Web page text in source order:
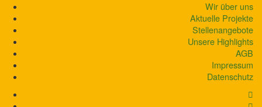
Skip
content
Wir über uns
Aktuelle Projekte
Stellenangebote
Unsere Highlights
AGB
Impressum
Datenschutz